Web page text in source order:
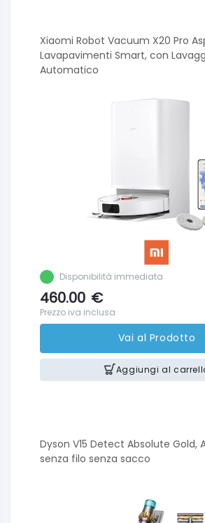
Xiaomi Robot Vacuum X20 Pro
Lavapavimenti Smart, con
Automatico
Disponibilità immediata
460.00 €
Prezzo iva inclusa
Vai al Prodotto
Aggiungi al
Dyson V15 Detect Absolute Gold,
senza filo senza sacco